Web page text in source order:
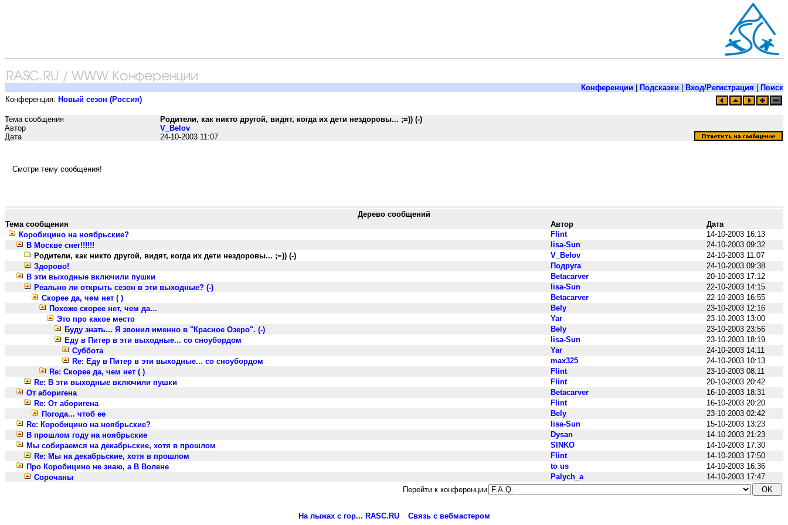
Конференции Подсказки Вход/Регистрация
Поиск
Конференция: Новый сезон (Россия)
Тема сообщения
Родители, как никто другой, видят, когда их дети нездоровы... ;=)) (-)
Автор
V_Belov
Дата
24-10-2003 11:07
Смотри тему сообщения!
Дерево сообщений
Тема сообщения
Автор
Дата
Коробицино на ноябрьские?
Flint
14-10-2003 16:13
В Москве снег!!!!!!
lisa-Sun
24-10-2003 09:32
Родители, как никто другой, видят, когда их дети нездоровы... ;=)) (-)
V_Belov
24-10-2003 11:07
Здорово!
Подруга
24-10-2003 09:38
В эти выходные включили пушки
Betacarver
20-10-2003 17:12
Реально ли открыть сезон в эти выходные? (-)
lisa-Sun
22-10-2003 14:15
Скорее да, чем нет ( )
Betacarver
22-10-2003 16:55
Похоже скорее нет, чем да...
Bely
23-10-2003 12:16
Это про какое место
Yar
23-10-2003 13:00
Буду знать... Я звонил именно в "Красное Озеро". (-)
Bely
23-10-2003 23:56
Еду в Питер в эти выходные... со сноубордом
lisa-Sun
23-10-2003 18:19
Суббота
Yar
24-10-2003 14:11
Re: Еду в Питер в эти выходные... со сноубордом
max325
24-10-2003 10:13
Re: Скорее да, чем нет ( )
Flint
23-10-2003 08:11
Re: В эти выходные включили пушки
Flint
20-10-2003 20:42
От аборигена
Betacarver
16-10-2003 18:31
Re: От аборигена
Flint
16-10-2003 20:20
Погода... чтоб ее
Bely
23-10-2003 02:42
Re: Коробицино на ноябрьские?
lisa-Sun
15-10-2003 13:23
В прошлом году на ноябрьские
Dysan
14-10-2003 21:23
Мы собираемся на декабрьские, хотя в прошлом
SINKO
14-10-2003 17:30
Re: Мы на декабрьские, хотя в прошлом
Flint
14-10-2003 17:50
Про Коробицино не знаю, а В Волене
to us
14-10-2003 16:36
Сорочаны
Palych_a
14-10-2003 17:47
Перейти к конференции
На лыжах с гор... RASC.RU Связь с вебмастером